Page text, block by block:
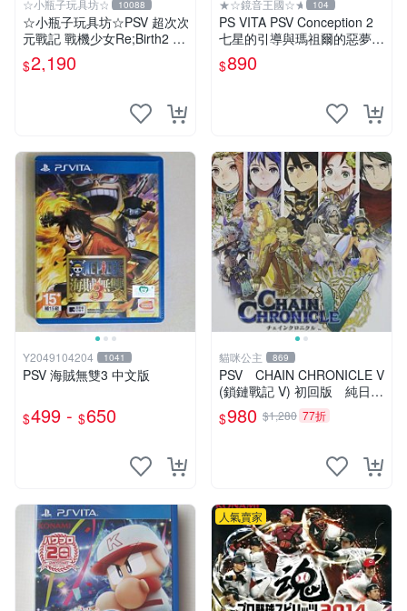
☆小瓶子玩具坊☆ 10088
☆小瓶子玩具坊☆PSV 超次次
元戰記 戰機少女Re;Birth2 SI
STERS GENERATION 日限
定版+CD
$2,190
★☆鏡音王國☆★ 104
PS VITA PSV Conception 2
七星的引導與瑪祖爾的惡夢
產子救世錄2 日版日文版 純
日版 二手良品
$890
Y2049104204 1041
PSV 海賊無雙3 中文版
$499 - $650
貓咪公主 869
PSV CHAIN CHRONICLE V
(鎖鏈戰記 V) 初回版 純日版
全新品
$980 $1,280 77折
人氣賣家